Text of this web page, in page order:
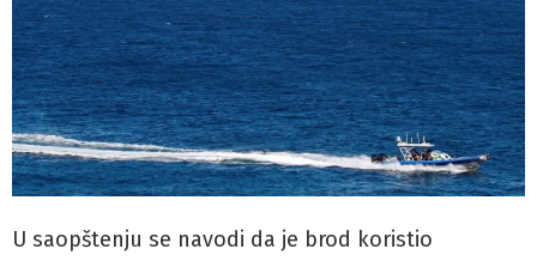
U saopštenju se navodi da je brod koristio